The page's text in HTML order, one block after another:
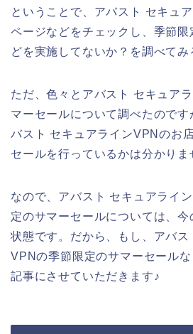
ということで、アバスト セキュ
ページなどをチェックし、季節限
どを実施してないか？を調べてみ
ただ、色々とアバスト セキュア
マーセールについて調べたので
バスト セキュアラインVPNのお
セールを行っているかは分かりま
なので、アバスト セキュアライ
定のサマーセールについては、
状態です。だから、もし、アバス
VPNの季節限定のサマーセール
記事にさせていただきます♪